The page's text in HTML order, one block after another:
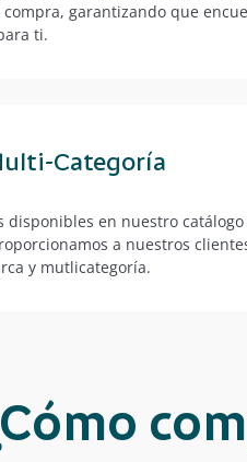
garantizando que
ti.
Categoría
disponibles en nuestro
a nuestros
y mutlicategoría.